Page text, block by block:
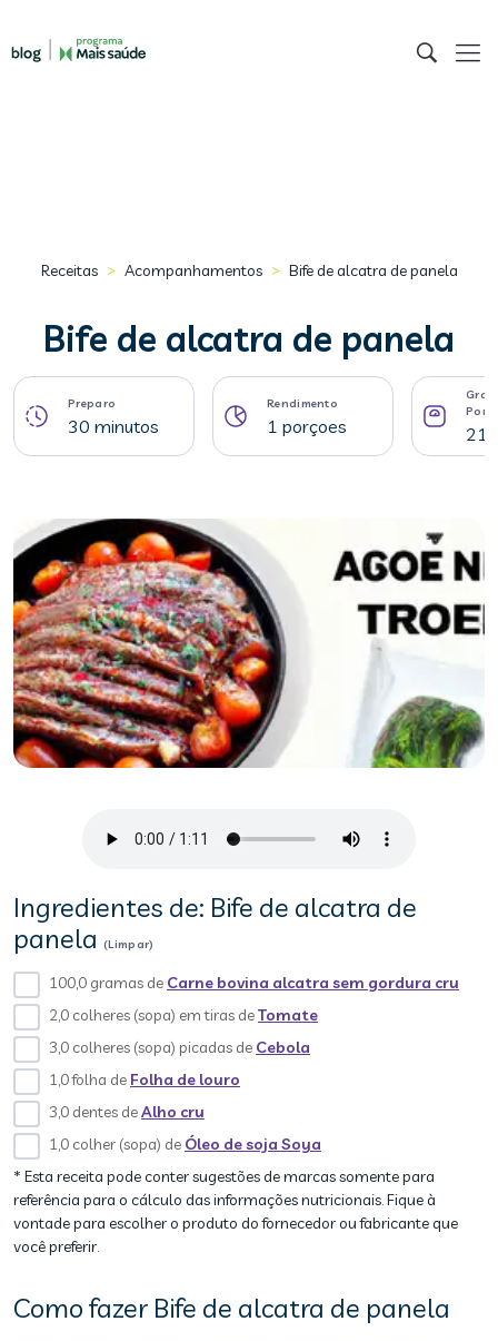
Receitas > Acompanhamentos > Bife de alcatra de panela
Bife de alcatra de panela
Preparo
30 minutos
Rendimento
1 porçoes
Ingredientes de: Bife de alcatra de
panela (Limpar)
100,0 gramas de Carne bovina alcatra sem gordura cru
2,0 colheres (sopa) em tiras deTomate
3,0 colheres (sopa) picadas de Cebola
1,0 folha de Folha de louro
3,0 dentes deAlho cru
1,0 colher (sopa) de Óleo de soja Soya
* Esta receita pode conter sugestões de marcas somente para
referência para o cálculo das informações nutricionais. Fique à
vontade para escolher o produto do fornecedor ou fabricante que
você preferir.
Como fazer Bife de alcatra de panela